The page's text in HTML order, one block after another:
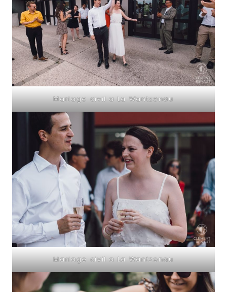
Mariage civil a La Wantzenau
Mariage civil a La Wantzenau